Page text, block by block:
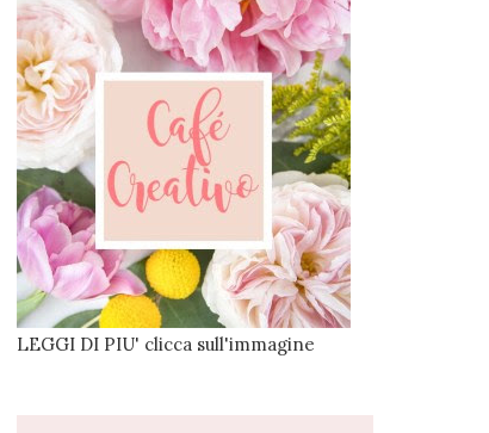
LEGGI DI PIU' clicca sull'immagine